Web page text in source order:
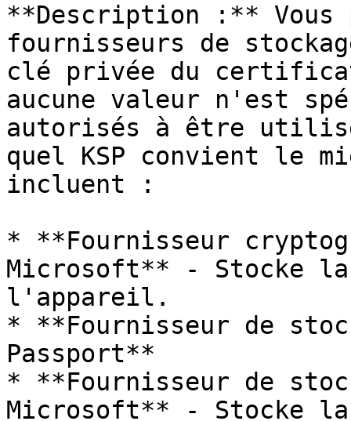
**Description :**
fournisseurs de
clé privée du
aucune valeur n'est
autorisés à être
quel KSP convient le
incluent :
* **Fournisseur
Microsoft** - Stocke la
l'appareil.
* **Fournisseur de
Passport**
* **Fournisseur de
Microsoft** - Stocke